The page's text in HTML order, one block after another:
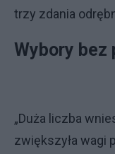
trzy zdania
Wybory bez
„Duża liczba
zwiększyła wagi